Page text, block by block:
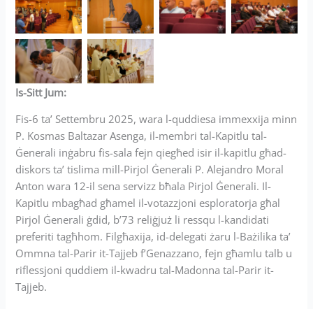
Is-Sitt Jum:
Fis-6 ta’ Settembru 2025, wara l-quddiesa immexxija minn
P. Kosmas Baltazar Asenga, il-membri tal-Kapitlu tal-
Ġenerali inġabru fis-sala fejn qiegħed isir il-kapitlu għad-
diskors ta’ tislima mill-Pirjol Ġenerali P. Alejandro Moral
Anton wara 12-il sena servizz bħala Pirjol Ġenerali. Il-
Kapitlu mbagħad għamel il-votazzjoni esploratorja għal
Pirjol Ġenerali ġdid, b’73 reliġjuż li ressqu l-kandidati
preferiti tagħhom. Filgħaxija, id-delegati żaru l-Bażilika ta’
Ommna tal-Parir it-Tajjeb f’Genazzano, fejn għamlu talb u
riflessjoni quddiem il-kwadru tal-Madonna tal-Parir it-
Tajjeb.